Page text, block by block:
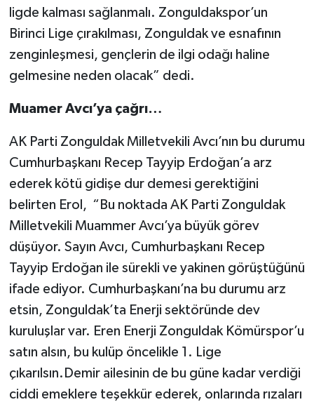
ligde kalması sağlanmalı. Zonguldakspor’un
Birinci Lige çırakılması, Zonguldak ve esnafının
zenginleşmesi, gençlerin de ilgi odağı haline
gelmesine neden olacak” dedi.
Muamer Avcı’ya çağrı…
AK Parti Zonguldak Milletvekili Avcı’nın bu durumu
Cumhurbaşkanı Recep Tayyip Erdoğan’a arz
ederek kötü gidişe dur demesi gerektiğini
belirten Erol, “Bu noktada AK Parti Zonguldak
Milletvekili Muammer Avcı’ya büyük görev
düşüyor. Sayın Avcı, Cumhurbaşkanı Recep
Tayyip Erdoğan ile sürekli ve yakinen görüştüğünü
ifade ediyor. Cumhurbaşkanı’na bu durumu arz
etsin, Zonguldak’ta Enerji sektöründe dev
kuruluşlar var. Eren Enerji Zonguldak Kömürspor’u
satın alsın, bu kulüp öncelikle 1. Lige
çıkarılsın.Demir ailesinin de bu güne kadar verdiği
ciddi emeklere teşekkür ederek, onlarında rızaları